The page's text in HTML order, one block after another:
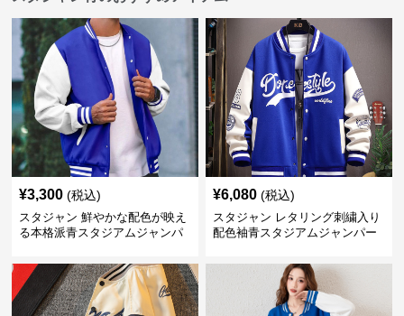
¥3,300 (税込)
スタジャン 鮮やかな配色が映え
る本格派青スタジアムジャンパ
¥6,080 (税込)
スタジャン レタリング刺繍入り
配色袖青スタジアムジャンパー